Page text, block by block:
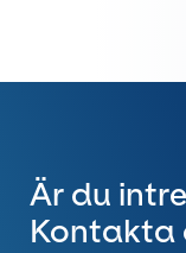
Är du
Kontakta